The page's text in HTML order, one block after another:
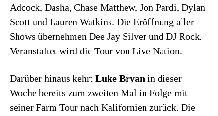
Adcock, Dasha, Chase Matthew, Jon Pardi, Dylan
Scott und Lauren Watkins. Die Eröffnung aller
Shows übernehmen Dee Jay Silver und DJ Rock.
Veranstaltet wird die Tour von Live Nation.
Darüber hinaus kehrt Luke Bryan in dieser
Woche bereits zum zweiten Mal in Folge mit
seiner Farm Tour nach Kalifornien zurück. Die